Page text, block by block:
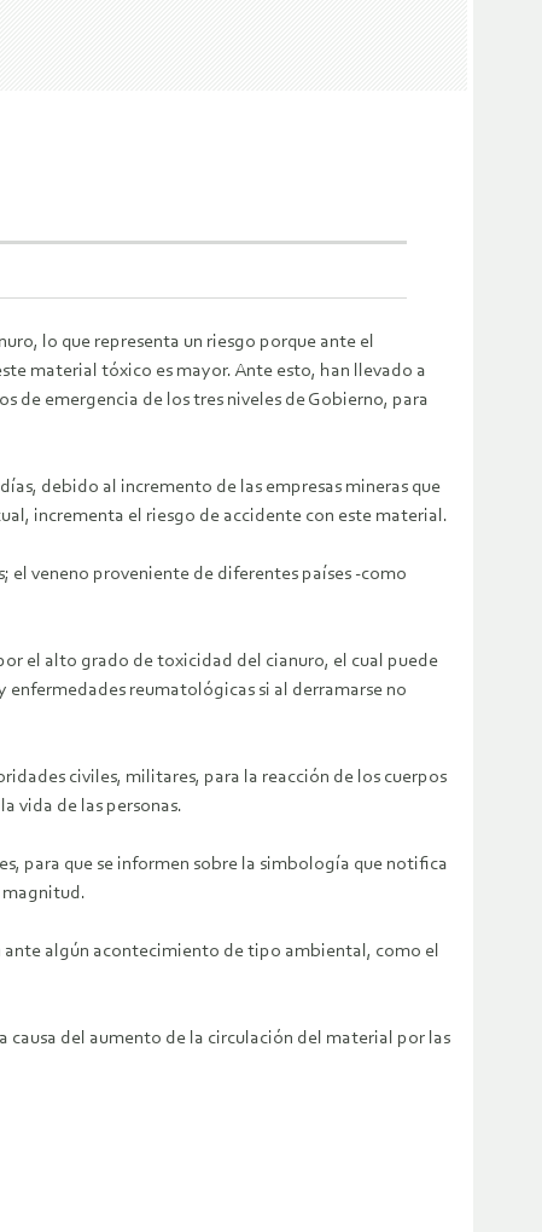
lo que representa un riesgo porque ante el
material tóxico es mayor. Ante esto, han llevado a
de emergencia de los tres niveles de Gobierno, para
debido al incremento de las empresas mineras que
incrementa el riesgo de accidente con este material.
el veneno proveniente de diferentes países -como
el alto grado de toxicidad del cianuro, el cual puede
reumatológicas si al derramarse no
civiles, militares, para la reacción de los cuerpos
vida de las personas.
para que se informen sobre la simbología que notifica
magnitud.
ante algún acontecimiento de tipo ambiental, como el
causa del aumento de la circulación del material por las